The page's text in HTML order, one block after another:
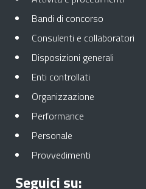
Bandi di concorso
Consulenti e collaboratori
Disposizioni generali
Enti controllati
Organizzazione
Performance
Personale
Provvedimenti
Seguici su: